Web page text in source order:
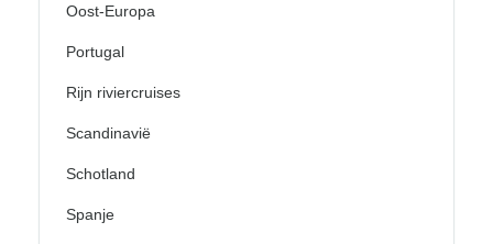
Oost-Europa
Portugal
Rijn riviercruises
Scandinavië
Schotland
Spanje